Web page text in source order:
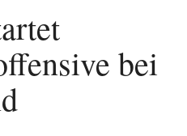
bei